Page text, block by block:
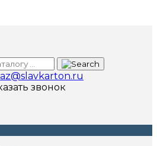
звонок